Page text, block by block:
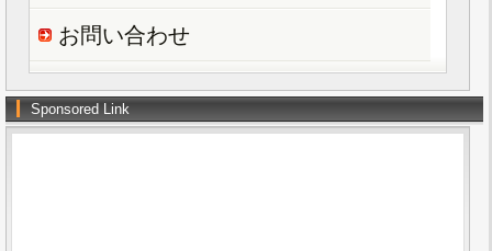
お問い合わせ
Sponsored Link